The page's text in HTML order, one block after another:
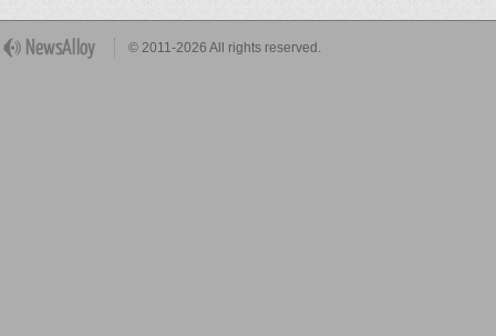
© 2011-2026 All rights reserved.